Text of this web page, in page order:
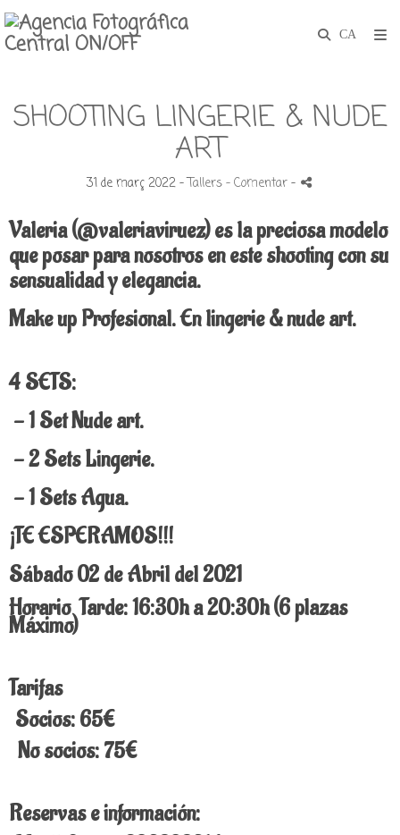
SHOOTING LINGERIE & NUDE
ART
31 de març 2022 -Tallers- Comentar-
Valeria (@valeriaviruez) es la preciosa modelo
que posar para nosotros en este shooting con su
sensualidad y elegancia.
Make up Profesional. En lingerie & nude art.
4 SETS:
- 1 Set Nude art.
- 2 Sets Lingerie.
- 1 Sets Agua.
¡TE ESPERAMOS!!!
Sábado 02 de Abril del 2021
Horario Tarde: 16:30h a 20:30h (6 plazas
Máximo)
Tarifas
Socios: 65€
No socios: 75€
Reservas e información: